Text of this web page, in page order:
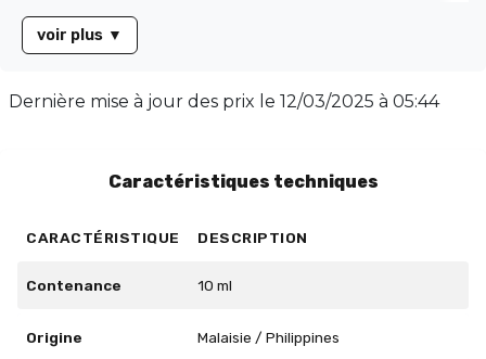
Mélangez-le avec la base de votre choix et laissez libre
cours à votre créativité pour élaborer des recettes
15% pour une base PG/VG de 50/50, 22.5% pour une
recommandé.
voir plus ▼
Dernière mise à jour des prix le 12/03/2025 à 05:44
Caractéristiques techniques
CARACTÉRISTIQUE DESCRIPTION
Contenance 10 ml
Origine Malaisie / Philippines